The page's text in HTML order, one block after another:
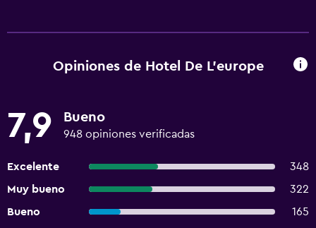
Opiniones de Hotel De L'europe
7,9 Bueno
948 opiniones verificadas
Excelente
348
Muy bueno
322
Bueno
165